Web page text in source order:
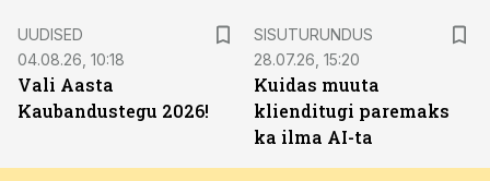
UUDISED
04.08.26, 10:18
Vali Aasta
Kaubandustegu 2026!
SISUTURUNDUS
28.07.26, 15:20
Kuidas muuta
klienditugi paremaks
ka ilma AI-ta